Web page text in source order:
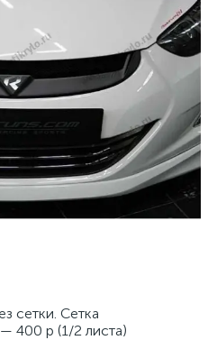
сетки. Сетка
400 р (1/2 листа)